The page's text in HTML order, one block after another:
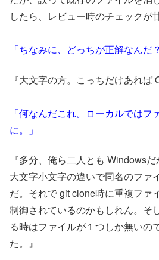
したら、レビュー時のチェックが
「ちなみに、どっちが正解なんだ
『大文字の方。こっちだけあれば
「何なんだこれ。ローカルでは
に。」
『多分、俺ら二人とも Windows
大文字小文字の違いで同名のファ
だ。それで git clone時に重複ファ
制御されているのかもしれん。そ
る時はファイルが１つしか無いの
た。』